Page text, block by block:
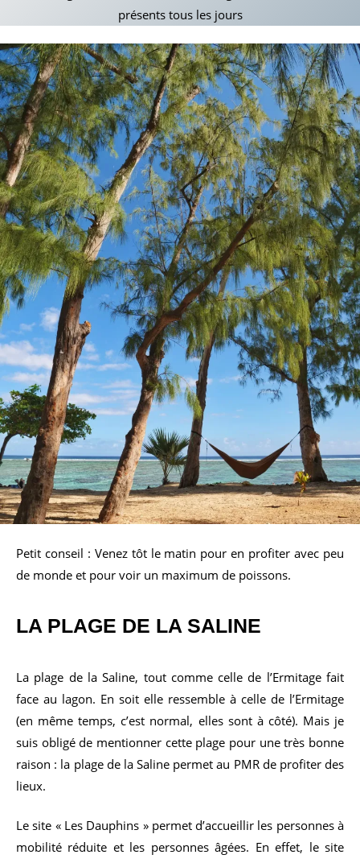
présents tous les jours
Petit conseil : Venez tôt le matin pour en profiter avec peu
de monde et pour voir un maximum de poissons.
LA PLAGE DE LA SALINE
La plage de la Saline, tout comme celle de l’Ermitage fait
face au lagon. En soit elle ressemble à celle de l’Ermitage
(en même temps, c’est normal, elles sont à côté). Mais je
suis obligé de mentionner cette plage pour une très bonne
raison : la plage de la Saline permet au PMR de profiter des
lieux.
Le site « Les Dauphins » permet d’accueillir les personnes à
mobilité réduite et les personnes âgées. En effet, le site